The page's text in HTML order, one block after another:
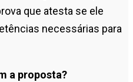
que atesta se ele
necessárias para
a proposta?